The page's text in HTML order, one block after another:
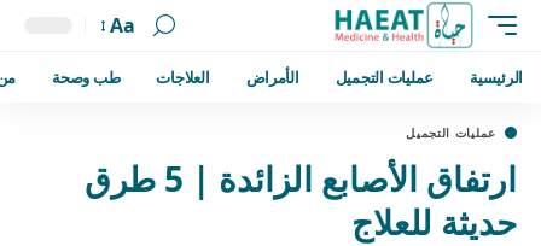
Aa
الرئيسية عمليات التجميل الأمراض العلاجات طب وصحة
عمليات التجميل
ارتفاق الأصابع الزائدة | 5 طرق
حديثة للعلاج